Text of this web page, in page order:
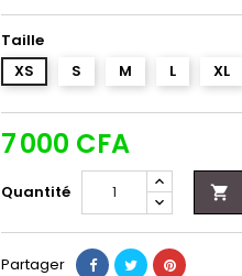
Taille
XS
S M L XL
7 000 CFA
Quantité 
Partager